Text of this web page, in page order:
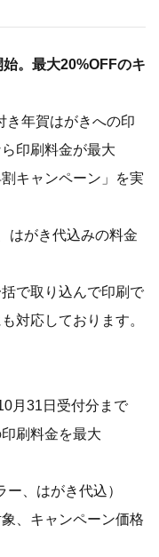
。最大20%OFFのキ
き年賀はがきへの印
印刷料金が最大
キャンペーン」を実
はがき代込みの料金
で取り込んで印刷で
対応しております。
月31日受付分まで
刷料金を最大
ー、はがき代込）
、キャンペーン価格